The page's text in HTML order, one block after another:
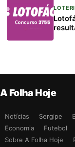
A Folha Hoje
Notícias Sergipe
Economia
Futebol
Sobre A Folha Hoje